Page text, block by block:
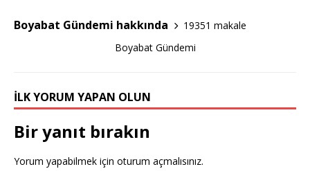
o
k
Boyabat Gündemi hakkında
19351 makale
Boyabat Gündemi
İLK YORUM YAPAN OLUN
Bir yanıt bırakın
Yorum yapabilmek için oturum açmalısınız.